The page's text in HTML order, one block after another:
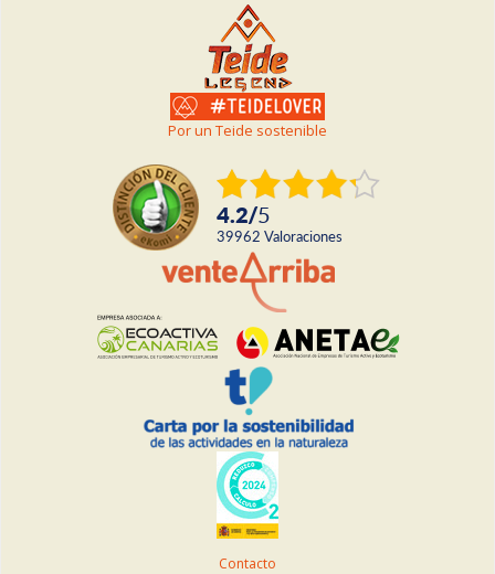
Por un Teide sostenible
4.2/5
39962 valoraciones
Contacto